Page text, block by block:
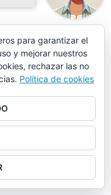
CASARICHE
para garantizar el
y mejorar nuestros
rechazar las no
Política de cookies